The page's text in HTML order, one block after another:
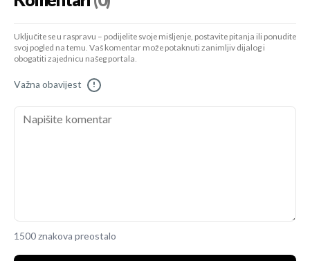
Uključite se u raspravu – podijelite svoje mišljenje, postavite pitanja ili ponudite
svoj pogled na temu. Vaš komentar može potaknuti zanimljiv dijalog i
obogatiti zajednicu našeg portala.
Važna obavijest !
1500 znakova preostalo